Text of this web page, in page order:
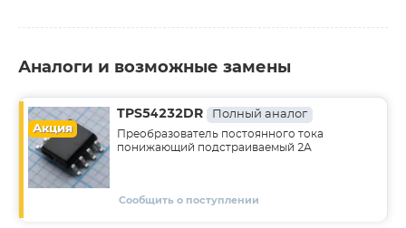
Аналоги и возможные замены
Акция
TPS54232DR Полный аналог
Преобразователь постоянного тока
понижающий подстраиваемый 2А
Сообщить о поступлении